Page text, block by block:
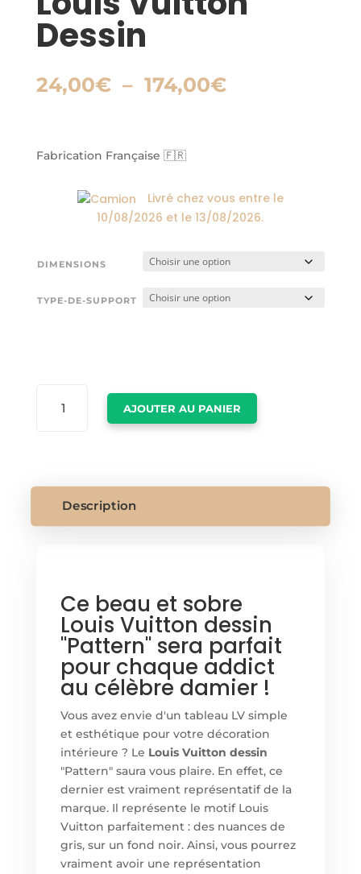
Dessin
24,00€ – 174,00€Plage
Fabrication Française 🇫🇷
Livré chez vous entre le
10/08/2026 et le13/08/2026.
DIMENSIONS
TYPE-DE-SUPPORT
AJOUTER AU PANIER
Description
Ce beau et sobre
Louis Vuitton dessin
"Pattern" sera parfait
pour chaque addict
au célèbre damier !
Vous avez envie d'un tableau LV simple
et esthétique pour votre décoration
intérieure ? Le Louis Vuitton dessin
"Pattern" saura vous plaire. En effet, ce
dernier est vraiment représentatif de la
marque. Il représente le motif Louis
Vuitton parfaitement : des nuances de
gris, sur un fond noir. Ainsi, vous pourrez
vraiment avoir une représentation